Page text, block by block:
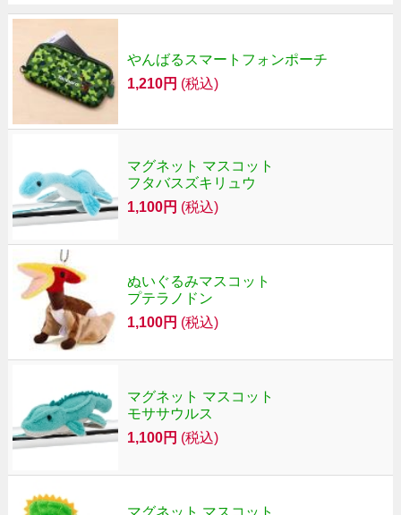
やんばるスマートフォンポーチ
1,210円 (税込)
マグネット マスコット
フタバスズキリュウ
1,100円 (税込)
ぬいぐるみマスコット
プテラノドン
1,100円 (税込)
マグネット マスコット
モササウルス
1,100円 (税込)
マグネット マスコット